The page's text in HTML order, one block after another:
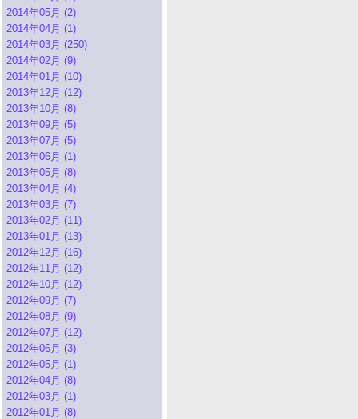
2014年05月 (2)
2014年04月 (1)
2014年03月 (250)
2014年02月 (9)
2014年01月 (10)
2013年12月 (12)
2013年10月 (8)
2013年09月 (5)
2013年07月 (5)
2013年06月 (1)
2013年05月 (8)
2013年04月 (4)
2013年03月 (7)
2013年02月 (11)
2013年01月 (13)
2012年12月 (16)
2012年11月 (12)
2012年10月 (12)
2012年09月 (7)
2012年08月 (9)
2012年07月 (12)
2012年06月 (3)
2012年05月 (1)
2012年04月 (8)
2012年03月 (1)
2012年01月 (8)